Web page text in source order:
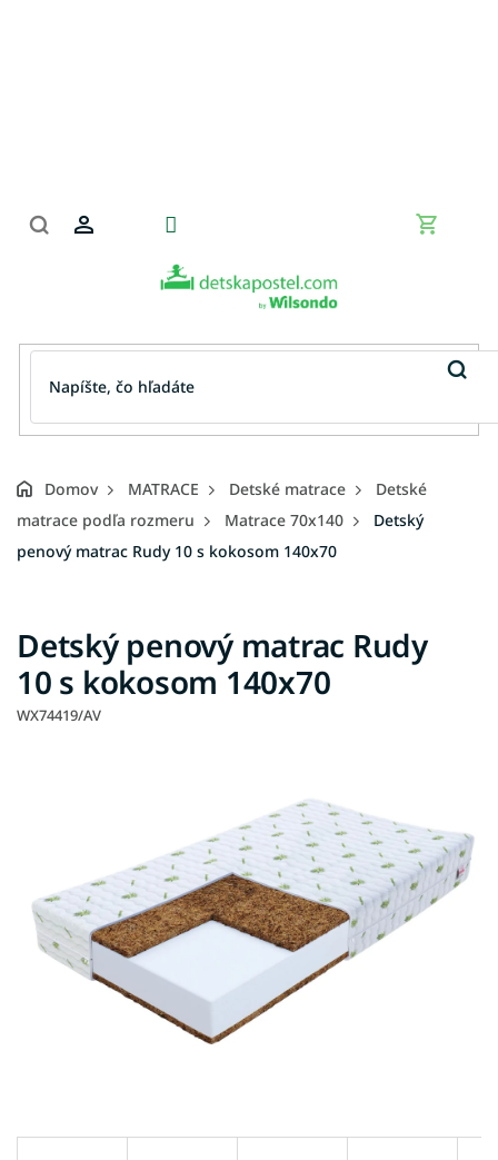
Domov MATRACE Detské matrace
Detské
matrace podľa rozmeru
Matrace 70x140
Detský
penový matrac Rudy 10 s kokosom 140x70
Detský penový matrac Rudy
10 s kokosom 140x70
WX74419/AV